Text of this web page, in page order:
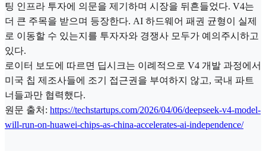
팅 인프라 투자에 의문을 제기하며 시장을 뒤흔들었다. V4는
더 큰 주목을 받으며 등장한다. AI 하드웨어 패권 균형이 실제
로 이동할 수 있는지를 투자자와 경쟁사 모두가 예의주시하고
있다.
로이터 보도에 따르면 딥시크는 이례적으로 V4 개발 과정에서
미국 칩 제조사들에 조기 접근권을 부여하지 않고, 국내 파트
너들과만 협력했다.
원문 출처: https://techstartups.com/2026/04/06/deepseek-v4-model-
will-run-on-huawei-chips-as-china-accelerates-ai-independence/